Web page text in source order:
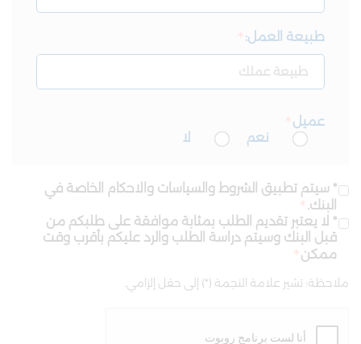
طبيعة العمل:
عميل
نعم لا
* سيتم تطبيق الشروط والسياسات والاحكام الخاصة في
البنك.
* لا يعتبر تقديم الطلب بمثابة موافقة على طلبكم من
قبل البنك وسيتم دراسة الطلب والرد عليكم بأقرب وقت
ممكن
ملاحظة: تشير علامة النجمة (*) إلى حقل إلزامي.